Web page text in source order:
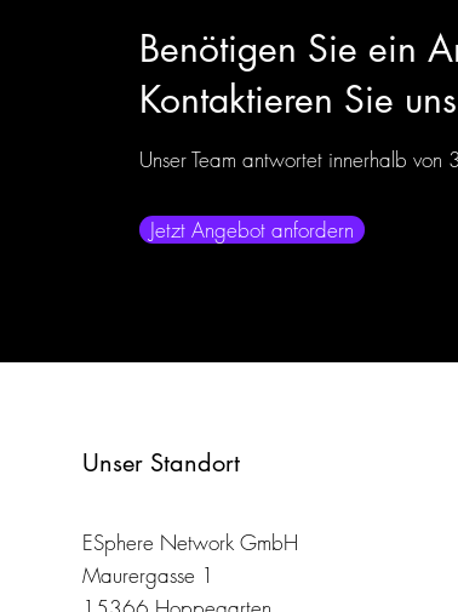
Benötigen Sie ein
Kontaktieren Sie uns
Unser Team antwortet innerhalb von
Jetzt Angebot anfordern
Unser Standort
ESphere Network GmbH
Maurergasse 1